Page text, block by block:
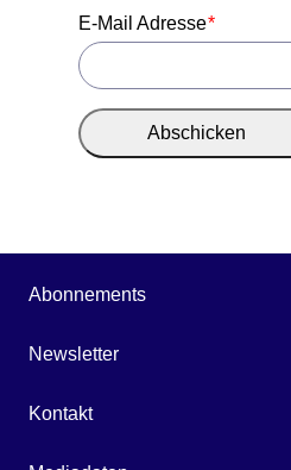
Marketing
Branche
Studien
Personen
Magazin
Aktuelle Ausgabe
Ausgabenarchiv
Über uns
Kontakt
Team
E-Mail Adresse
Abschicken
Abonnements
Newsletter
Kontakt